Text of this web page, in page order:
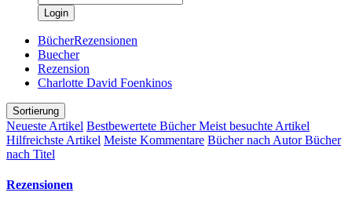
Login
BücherRezensionen
Buecher
Rezension
Charlotte David Foenkinos
Sortierung
Neueste Artikel Bestbewertete BücherMeist besuchte Artikel
Hilfreichste Artikel Meiste Kommentare Bücher nach AutorBücher
nach Titel
Rezensionen